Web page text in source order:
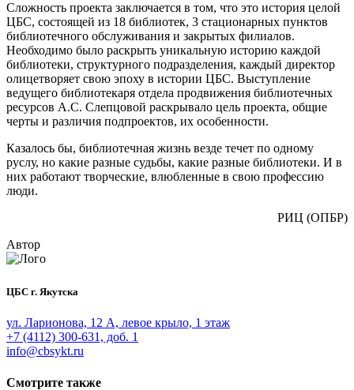
Сложность проекта заключается в том, что это история целой
ЦБС, состоящей из 18 библиотек, 3 стационарных пунктов
библиотечного обслуживания и закрытых филиалов.
Необходимо было раскрыть уникальную историю каждой
библиотеки, структурного подразделения, каждый директор
олицетворяет свою эпоху в истории ЦБС. Выступление
ведущего библиотекаря отдела продвижения библиотечных
ресурсов А.С. Слепцовой раскрывало цель проекта, общие
черты и различия подпроектов, их особенности.
Казалось бы, библиотечная жизнь везде течет по одному
руслу, но какие разные судьбы, какие разные библиотеки. И в
них работают творческие, влюбленные в свою профессию
люди.
РИЦ (ОПБР)
Автор
ЦБС г. Якутска
ул. Ларионова, 12 А, левое крыло, 1 этаж
+7 (4112) 300-631, доб. 1
info@cbsykt.ru
Смотрите также